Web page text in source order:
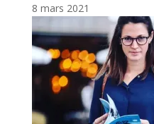
8 mars 2021